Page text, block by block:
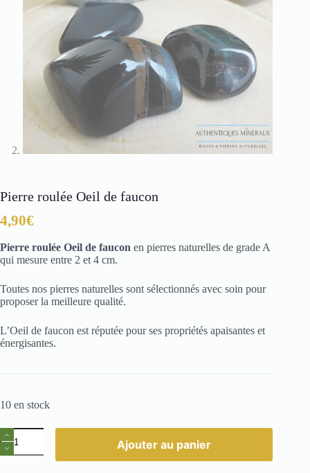
Pierre roulée Oeil de faucon
4,90€
Pierre roulée Oeil de faucon en pierres naturelles de grade A
qui mesure entre 2 et 4 cm.
Toutes nos pierres naturelles sont sélectionnés avec soin pour
proposer la meilleure qualité.
L’Oeil de faucon est réputée pour ses propriétés apaisantes et
énergisantes.
10 en stock
quantité
de
Pierre
Ajouter au panier